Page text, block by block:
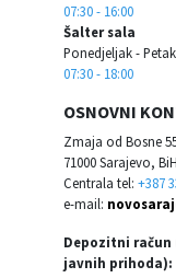
07:30 - 16:00
Šalter sala
Ponedjeljak - Petak
07:30 - 18:00
OSNOVNI
Zmaja od Bosne
71000 Sarajevo, BiH
Centrala tel: +387
e-mail:
Depozitni
javnih prihoda):